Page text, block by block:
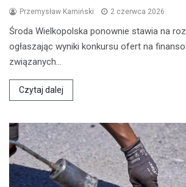
Przemysław Kamiński 2 czerwca 2026
Środa Wielkopolska ponownie stawia na
ogłaszając wyniki konkursu ofert na
związanych…
Czytaj dalej